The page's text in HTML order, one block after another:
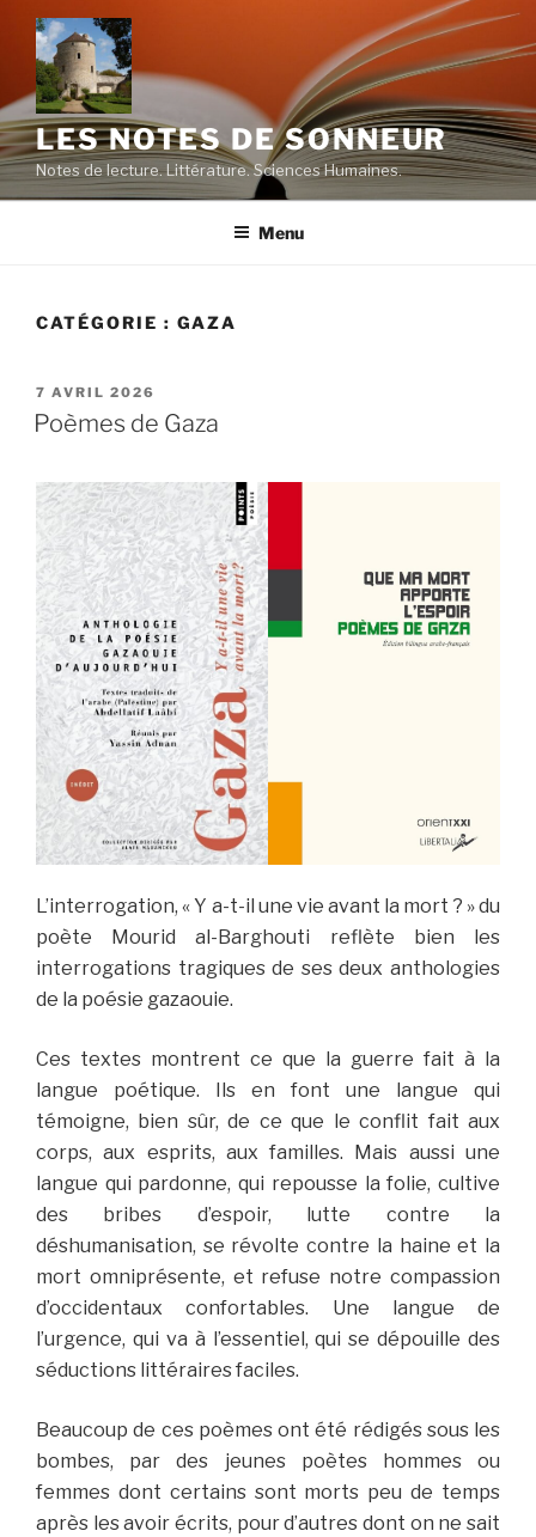
contenu
principal
LES NOTES DE SONNEUR
Notes de lecture. Littérature. Sciences Humaines.
Menu
CATÉGORIE : GAZA
PUBLIÉ
LE
7 AVRIL 2026
Poèmes de Gaza
L’interrogation, « Y a-t-il une vie avant la mort ? » du
poète Mourid al-Barghouti reflète bien les
interrogations tragiques de ses deux anthologies
de la poésie gazaouie.
Ces textes montrent ce que la guerre fait à la
langue poétique. Ils en font une langue qui
témoigne, bien sûr, de ce que le conflit fait aux
corps, aux esprits, aux familles. Mais aussi une
langue qui pardonne, qui repousse la folie, cultive
des bribes d’espoir, lutte contre la
déshumanisation, se révolte contre la haine et la
mort omniprésente, et refuse notre compassion
d’occidentaux confortables. Une langue de
l’urgence, qui va à l’essentiel, qui se dépouille des
séductions littéraires faciles.
Beaucoup de ces poèmes ont été rédigés sous les
bombes, par des jeunes poètes hommes ou
femmes dont certains sont morts peu de temps
après les avoir écrits, pour d’autres dont on ne sait